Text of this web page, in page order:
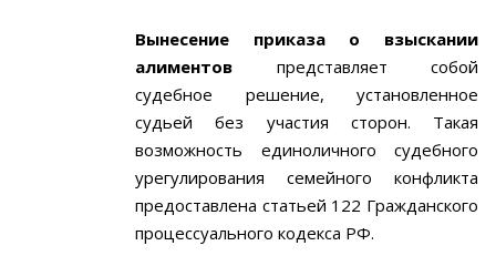
Вынесение приказа о взыскании
алиментов представляет собой
судебное решение, установленное
судьей без участия сторон. Такая
возможность единоличного судебного
урегулирования семейного конфликта
предоставлена статьей 122 Гражданского
процессуального кодекса РФ.